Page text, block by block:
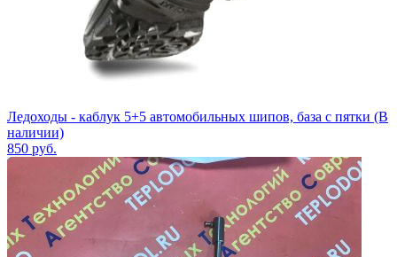
Ледоходы - каблук 5+5 автомобильных шипов, база с пятки (В
наличии)
850 руб.